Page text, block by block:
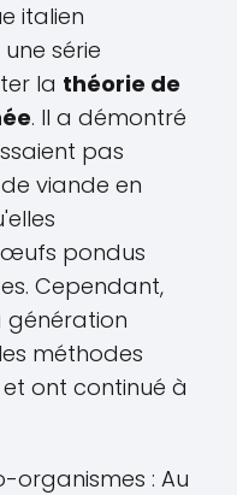
italien
série
la théorie de
. Il a démontré
pas
viande en
pondus
Cependant,
génération
méthodes
ont continué à
organismes : Au